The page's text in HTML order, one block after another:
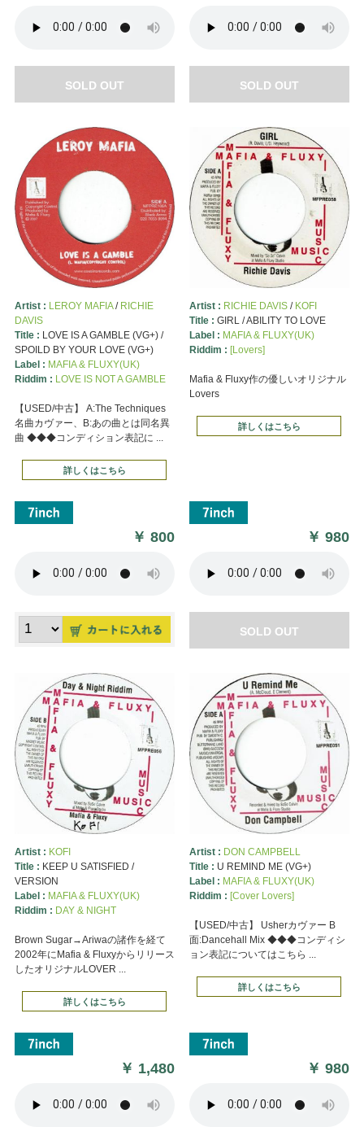
SOLD OUT SOLD OUT
Artist : LEROY MAFIA/ RICHIE
DAVIS
Title : LOVE IS A GAMBLE (VG+) /
SPOILD BY YOUR LOVE (VG+)
Label : MAFIA & FLUXY(UK)
Riddim : LOVE IS NOT A GAMBLE
【USED/中古】 A:The Techniques
名曲カヴァー、B:あの曲とは同名異
曲 ◆◆◆コンディション表記に ...
詳しくはこちら
￥800
Artist : RICHIE DAVIS/ KOFI
Title : GIRL / ABILITY TO LOVE
Label : MAFIA & FLUXY(UK)
Riddim : [Lovers]
Mafia & Fluxy作の優しいオリジナル
Lovers
詳しくはこちら
￥980
SOLD OUT
Artist : KOFI
Title : KEEP U SATISFIED /
VERSION
Label : MAFIA & FLUXY(UK)
Riddim : DAY & NIGHT
Brown Sugar→Ariwaの諸作を経て
2002年にMafia & Fluxyからリリース
したオリジナルLOVER ...
詳しくはこちら
￥ 1,480
Artist : DON CAMPBELL
Title : U REMIND ME (VG+)
Label : MAFIA & FLUXY(UK)
Riddim : [Cover Lovers]
【USED/中古】 Usherカヴァー B
面:Dancehall Mix ◆◆◆コンディシ
ョン表記についてはこちら ...
詳しくはこちら
￥980